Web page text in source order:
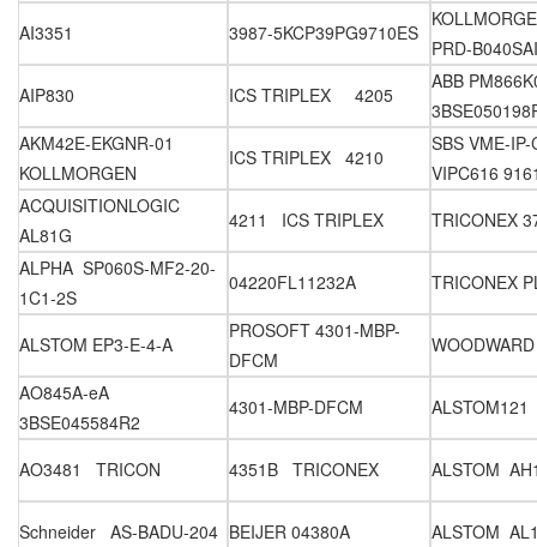
AI3351
3987-5KCP39PG9710ES
PRD-
AIP830
ICS TRIPLEX 4205
ABB
AKM42E-EKGNR-01
KOLLMORGEN
ICS TRIPLEX 4210
SBS VME-
VIPC616
ACQUISITIONLOGIC
AL81G
4211 ICS TRIPLEX
TRICONEX
ALPHA SP060S-MF2-20-
1C1-2S
04220FL11232A TRICONEX
ALSTOM EP3-E-4-A
PROSOFT 4301-MBP-
DFCM
AO845A-eA
3BSE045584R2
4301-MBP-DFCM ALSTOM121
AO3481 TRICON 4351B TRICONEX ALSTOM
Schneider AS-BADU-204 BEIJER 04380A
ALSTOM